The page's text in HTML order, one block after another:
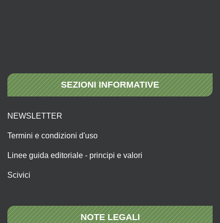
SEZIONI INFORMATIVE
NEWSLETTER
Termini e condizioni d'uso
Linee guida editoriale - principi e valori
Scivici
NOTE LEGALI